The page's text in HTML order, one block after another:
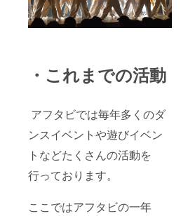
・これまでの活動
アフタビでは毎年多くのダ
ンスイベントや遊びイベン
トなどたくさんの活動を
行っております。
ここではアフタビの一年